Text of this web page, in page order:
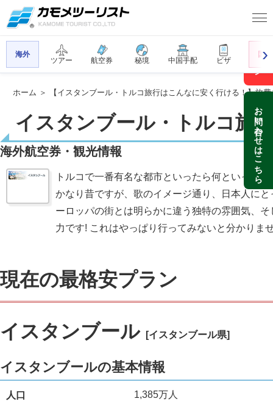
海外
ツアー 航空券 秘境 中国手配 ビザ
国内
ホーム ＞ 【イスタンブール・トルコ旅行はこんなに安く行ける！】旅
イスタンブール・トルコ旅
海外航空券・観光情報
トルコで一番有名な都市といったら何といっても
かなり昔ですが、歌のイメージ通り、日本人に
ーロッパの街とは明らかに違う独特の雰囲気、
力です! これはやっぱり行ってみないと分かりま
この方面の全プラン
お問い合わせはこちら
現在の最格安プラン
イスタンブール [イスタンブール県]
イスタンブールの基本情報
人口 1,385万人